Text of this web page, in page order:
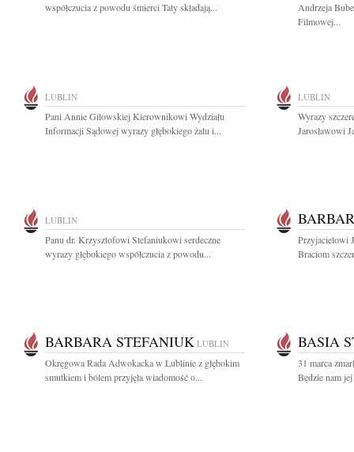
współczucia z powodu śmierci Taty składają...
Andrzeja
Filmowej...
LUBLIN
Pani Annie Gilowskiej Kierownikowi Wydziału
Informacji Sądowej wyrazy głębokiego żalu i...
LUBLIN
Wyrazy
Jarosławowi
LUBLIN
Panu dr. Krzysztofowi Stefaniukowi serdeczne
wyrazy głębokiego współczucia z powodu...
Przyjacielowi
Braciom
BARBARA STEFANIUK LUBLIN
Okręgowa Rada Adwokacka w Lublinie z głębokim
smutkiem i bólem przyjęła wiadomość o...
BASIA
31 marca
Będzie nam